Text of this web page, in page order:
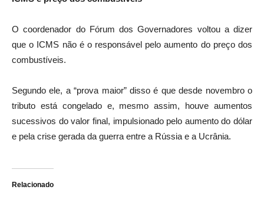
O coordenador do Fórum dos Governadores voltou a dizer
que o ICMS não é o responsável pelo aumento do preço dos
combustíveis.
Segundo ele, a “prova maior” disso é que desde novembro o
tributo está congelado e, mesmo assim, houve aumentos
sucessivos do valor final, impulsionado pelo aumento do dólar
e pela crise gerada da guerra entre a Rússia e a Ucrânia.
Relacionado